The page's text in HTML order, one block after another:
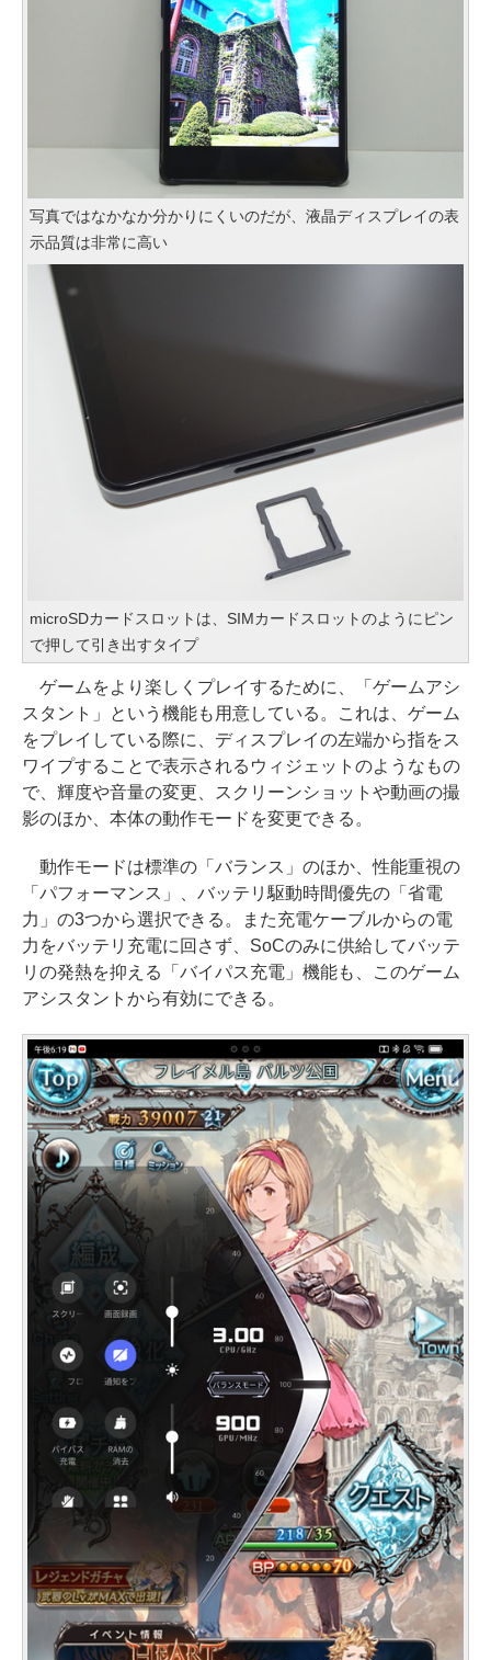
写真ではなかなか分かりにくいのだが、液晶ディスプレイの表
示品質は非常に高い
microSDカードスロットは、SIMカードスロットのようにピン
で押して引き出すタイプ
ゲームをより楽しくプレイするために、「ゲームアシ
スタント」という機能も用意している。これは、ゲーム
をプレイしている際に、ディスプレイの左端から指をス
ワイプすることで表示されるウィジェットのようなもの
で、輝度や音量の変更、スクリーンショットや動画の撮
影のほか、本体の動作モードを変更できる。
動作モードは標準の「バランス」のほか、性能重視の
「パフォーマンス」、バッテリ駆動時間優先の「省電
力」の3つから選択できる。また充電ケーブルからの電
力をバッテリ充電に回さず、SoCのみに供給してバッテ
リの発熱を抑える「バイパス充電」機能も、このゲーム
アシスタントから有効にできる。